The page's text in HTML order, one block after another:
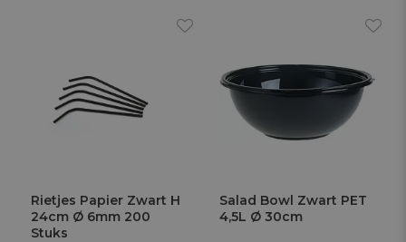
Rietjes Papier Zwart H
24cm Ø 6mm 200
Stuks
Salad Bowl Zwart PET
4,5L Ø 30cm